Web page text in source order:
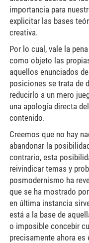
importancia para
explicitar las bases
creativa.
Por lo cual, vale la
como objeto las
aquellos enunciados
posiciones se trata de
reducirlo a un mero
una apología directa
contenido.
Creemos que no hay
abandonar la
contrario, esta
reivindicar temas y
posmodernismo ha
que se ha mostrado
en última instancia
está a la base de
o imposible concebir
precisamente ahora